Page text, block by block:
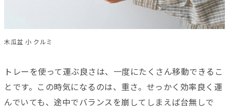
木瓜盆 小 クルミ
トレーを使って運ぶ良さは、一度にたくさん移動できるこ
とです。この時気になるのは、重さ。せっかく効率良く運
んでいても、途中でバランスを崩してしまえば台無しで